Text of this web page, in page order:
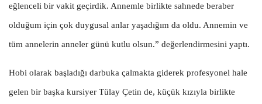
eğlenceli bir vakit geçirdik. Annemle birlikte sahnede beraber
olduğum için çok duygusal anlar yaşadığım da oldu. Annemin ve
tüm annelerin anneler günü kutlu olsun.” değerlendirmesini yaptı.
Hobi olarak başladığı darbuka çalmakta giderek profesyonel hale
gelen bir başka kursiyer Tülay Çetin de, küçük kızıyla birlikte